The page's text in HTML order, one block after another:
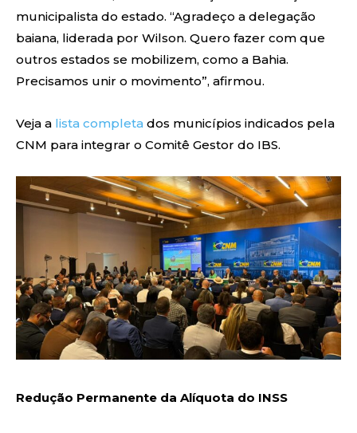
municipalista do estado. “Agradeço a delegação
baiana, liderada por Wilson. Quero fazer com que
outros estados se mobilizem, como a Bahia.
Precisamos unir o movimento”, afirmou.
Veja a lista completa dos municípios indicados pela
CNM para integrar o Comitê Gestor do IBS.
Redução Permanente da Alíquota do INSS